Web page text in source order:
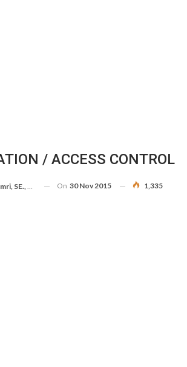
/ ACCESS CONTROL
Ak., M.Si On 30 Nov 2015 1,335